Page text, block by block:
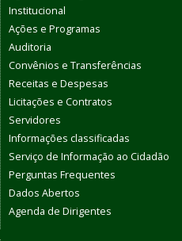
Institucional
Ações e Programas
Auditoria
Convênios e Transferências
Receitas e Despesas
Licitações e Contratos
Servidores
Informações classificadas
Serviço de Informação ao Cidadão
Perguntas Frequentes
Dados Abertos
Agenda de Dirigentes